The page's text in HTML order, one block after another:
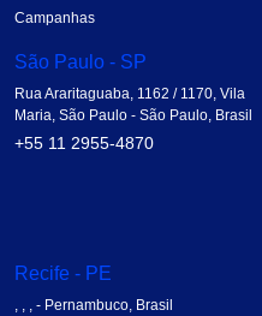
Campanhas
São Paulo - SP
Rua Araritaguaba, 1162 / 1170, Vila
Maria, São Paulo - São Paulo, Brasil
+55 11 2955-4870
Recife - PE
, , , - Pernambuco, Brasil